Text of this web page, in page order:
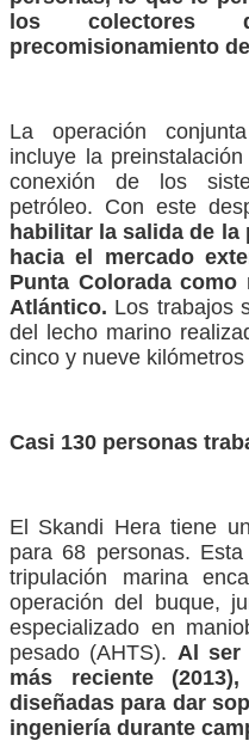
los
precomisionamiento
La operación
incluye la
conexión de los
petróleo. Con este
habilitar la salida de la
hacia el mercado
Punta Colorada
Atlántico. Los trabajos
del lecho marino
cinco y nueve
Casi 130 personas
El Skandi Hera tiene
para 68 personas.
tripulación marina
operación del buque,
especializado en
pesado (AHTS). Al ser
más reciente
diseñadas para dar
ingeniería durante